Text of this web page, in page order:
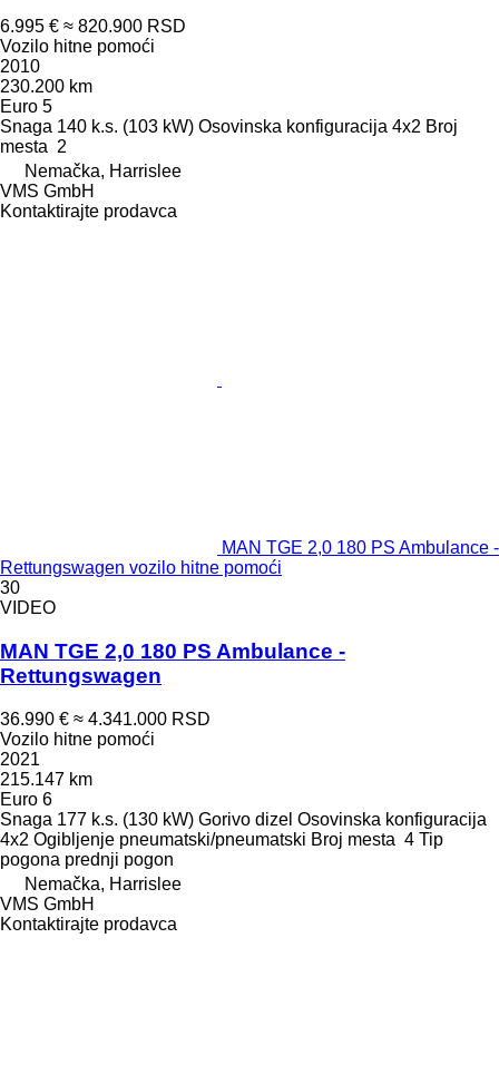
6.995 € ≈ 820.900 RSD
Vozilo hitne pomoći
2010
230.200 km
Euro 5
Snaga 140 k.s. (103 kW) Osovinska konfiguracija 4x2 Broj
mesta 2
Nemačka, Harrislee
VMS GmbH
Kontaktirajte prodavca
MAN TGE 2,0 180 PS Ambulance -
Rettungswagen vozilo hitne pomoći
30
VIDEO
MAN TGE 2,0 180 PS Ambulance -
Rettungswagen
36.990 € ≈ 4.341.000 RSD
Vozilo hitne pomoći
2021
215.147 km
Euro 6
Snaga 177 k.s. (130 kW) Gorivo dizel Osovinska konfiguracija
4x2 Ogibljenje pneumatski/pneumatski Broj mesta 4 Tip
pogona prednji pogon
Nemačka, Harrislee
VMS GmbH
Kontaktirajte prodavca